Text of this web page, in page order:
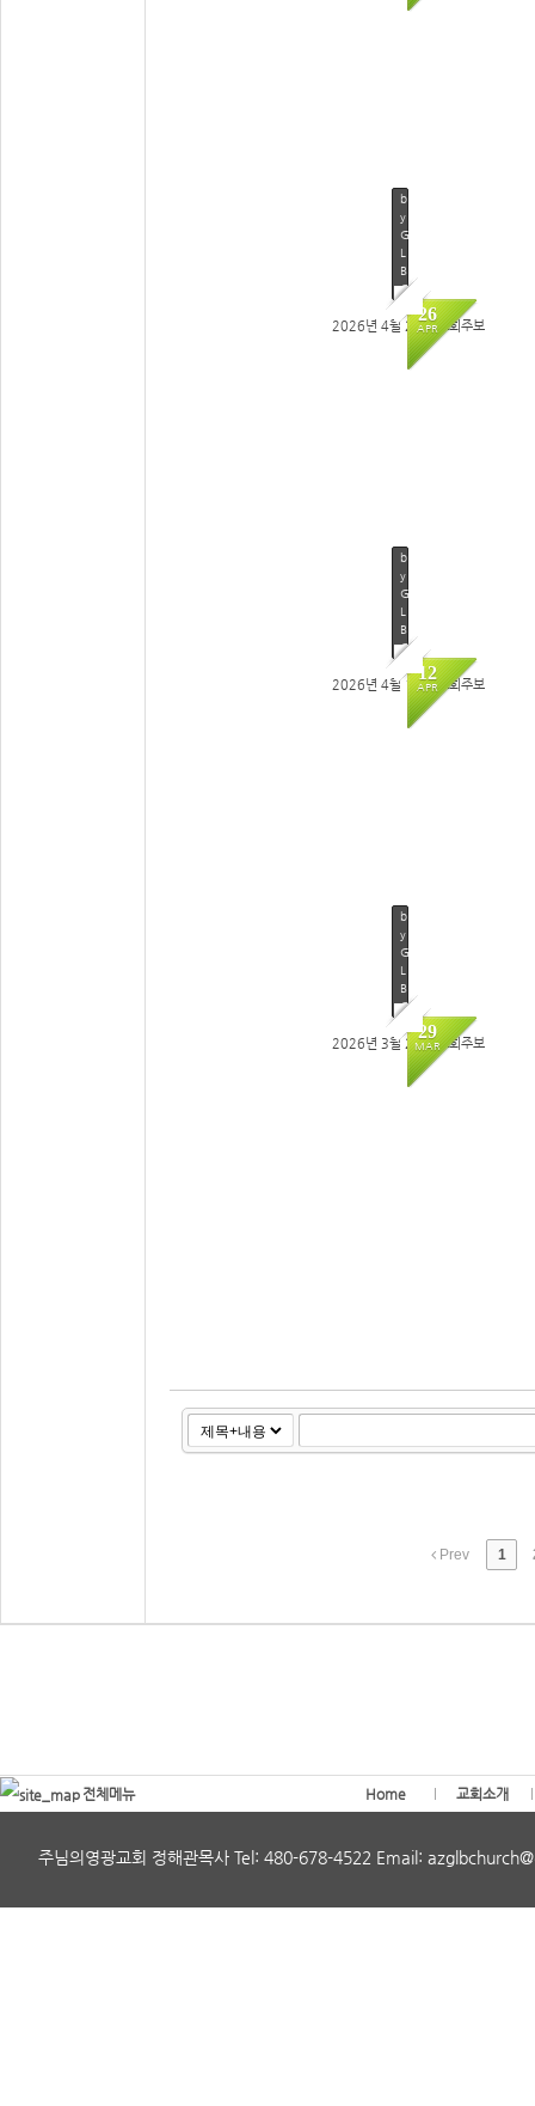
26
APR
b
y
G
L
B
C
0
2
6
/
2026년 4월 26일 교회주보
12
APR
b
y
G
L
B
C
2026년 4월 12일 교회주보
29
MAR
b
y
G
L
B
C
2026년 3월 29일 교회주보
Prev 1
Home 교회소개
전체메뉴
주님의영광교회 정해관목사 Tel: 480-678-4522 Email: